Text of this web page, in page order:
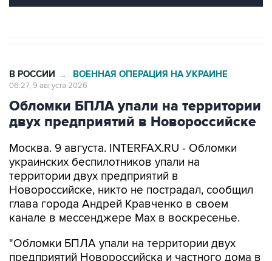
В РОССИИ → ВОЕННАЯ ОПЕРАЦИЯ НА УКРАИНЕ
06:27, 9 августа 2026
Обломки БПЛА упали на территории
двух предприятий в Новороссийске
Москва. 9 августа. INTERFAX.RU - Обломки
украинских беспилотников упали на
территории двух предприятий в
Новороссийске, никто не пострадал, сообщил
глава города Андрей Кравченко в своем
канале в мессенджере Max в воскресенье.
"Обломки БПЛА упали на территории двух
предприятий Новороссийска и частного дома в